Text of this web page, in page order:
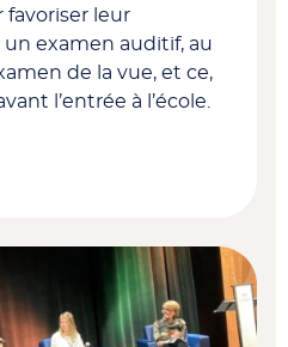
favoriser leur
examen auditif, au
de la vue, et ce,
l’entrée à l’école.